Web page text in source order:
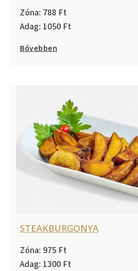
788
1050
Bővebben
STEAKBURGONYA
975
1300